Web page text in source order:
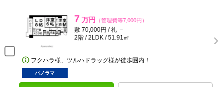
7 万円 （管理費等7,000円）
敷 70,000円 / 礼 －
2階 / 2LDK / 51.91㎡
フクハラ様、ツルハドラッグ様が徒歩圏内！
パノラマ